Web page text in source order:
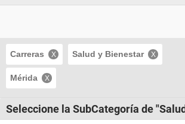
Carreras Salud y Bienestar
Mérida
Seleccione la SubCategoría de